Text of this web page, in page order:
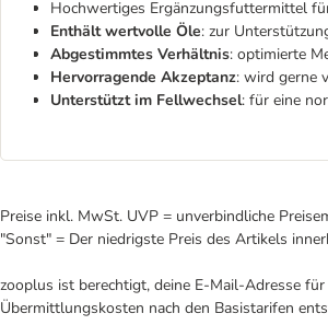
Hochwertiges Ergänzungsfuttermittel
Enthält wertvolle Öle: zur
Abgestimmtes Verhältnis: optimierte
Hervorragende Akzeptanz: wird gerne
Unterstützt im Fellwechsel: für eine
Preise inkl. MwSt. UVP = unverbindliche
"Sonst" = Der niedrigste Preis des Artikels
zooplus ist berechtigt, deine E-Mail-Adresse
Übermittlungskosten nach den Basistarifen